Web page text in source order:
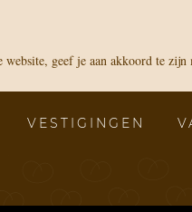
geef je aan akkoord te
VESTIGINGEN